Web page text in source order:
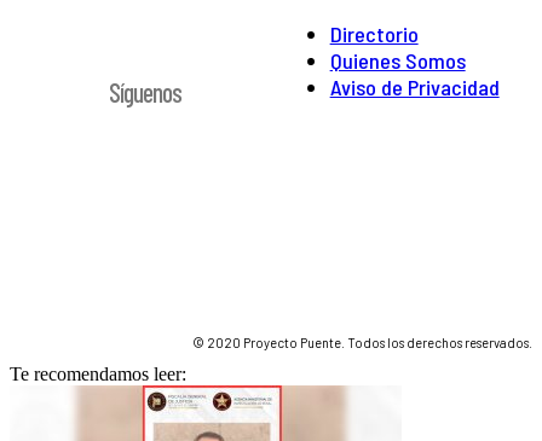
Directorio
Quienes Somos
Aviso de Privacidad
Síguenos
© 2020 Proyecto Puente. Todos los derechos reservados.
Te recomendamos leer: